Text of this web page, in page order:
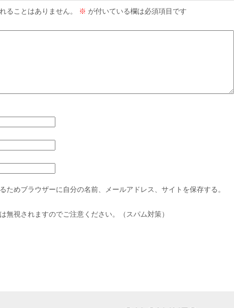
ることはありません。 ※ が付いている欄は必須項目です
ためブラウザーに自分の名前、メールアドレス、サイトを保存する。
無視されますのでご注意ください。（スパム対策）